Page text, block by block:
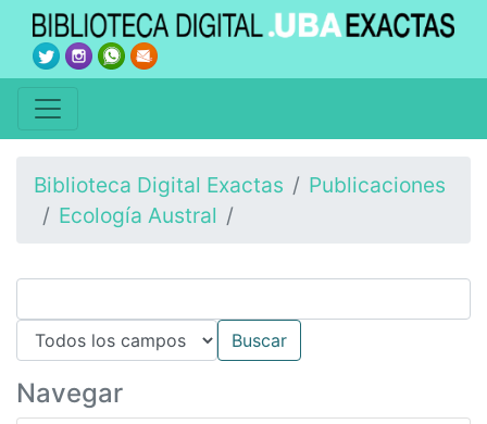
Biblioteca Digital Exactas
Publicaciones
Ecología Austral
Navegar